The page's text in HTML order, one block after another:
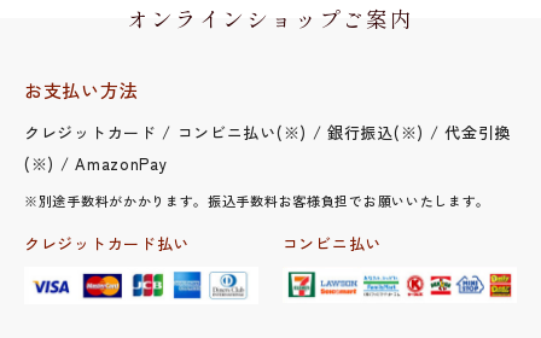
オンラインショップご案内
お支払い方法
クレジットカード / コンビニ払い(※) / 銀行振込(※) / 代金引換
(※) / AmazonPay
※別途手数料がかかります。振込手数料お客様負担でお願いいたします。
クレジットカード払い コンビニ払い